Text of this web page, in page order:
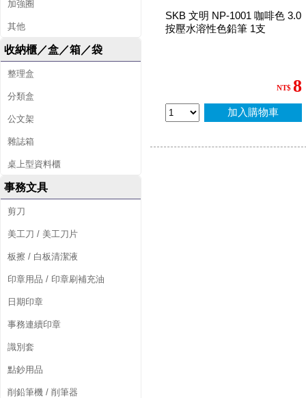
加強圈
其他
收納櫃／盒／箱／袋
整理盒
分類盒
公文架
雜誌箱
桌上型資料櫃
事務文具
剪刀
美工刀 / 美工刀片
板擦 / 白板清潔液
印章用品 / 印章刷補充油
日期印章
事務連續印章
識別套
點鈔用品
削鉛筆機 / 削筆器
SKB 文明 NP-1001 咖啡色 3.0
按壓水溶性色鉛筆 1支
NT$ 8
加入購物車